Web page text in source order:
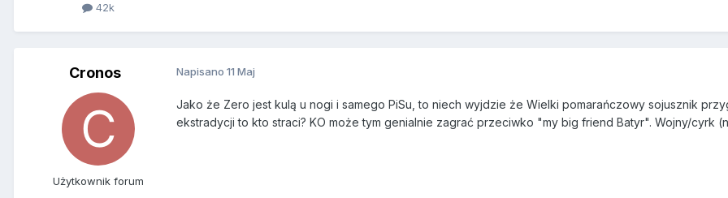
42k
Cronos
Użytkownik forum
Napisano 11 Maj
Jako że Zero jest kulą u nogi i samego PiSu, to niech wyjdzie że Wielki pomarańczowy sojusznik
ekstradycji to kto straci? KO może tym genialnie zagrać przeciwko "my big friend Batyr". Wojny/cyrk